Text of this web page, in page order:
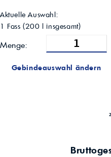
Aktuelle Auswahl:
1 Fass (200 l insgesamt)
Menge:
Gebindeauswahl ändern